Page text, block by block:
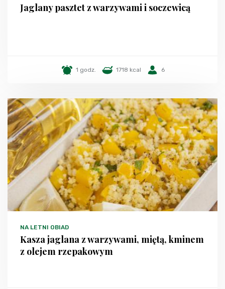
Jaglany pasztet z warzywami i soczewicą
1 godz. 1718 kcal 6
NA LETNI OBIAD
Kasza jaglana z warzywami, miętą, kminem
z olejem rzepakowym